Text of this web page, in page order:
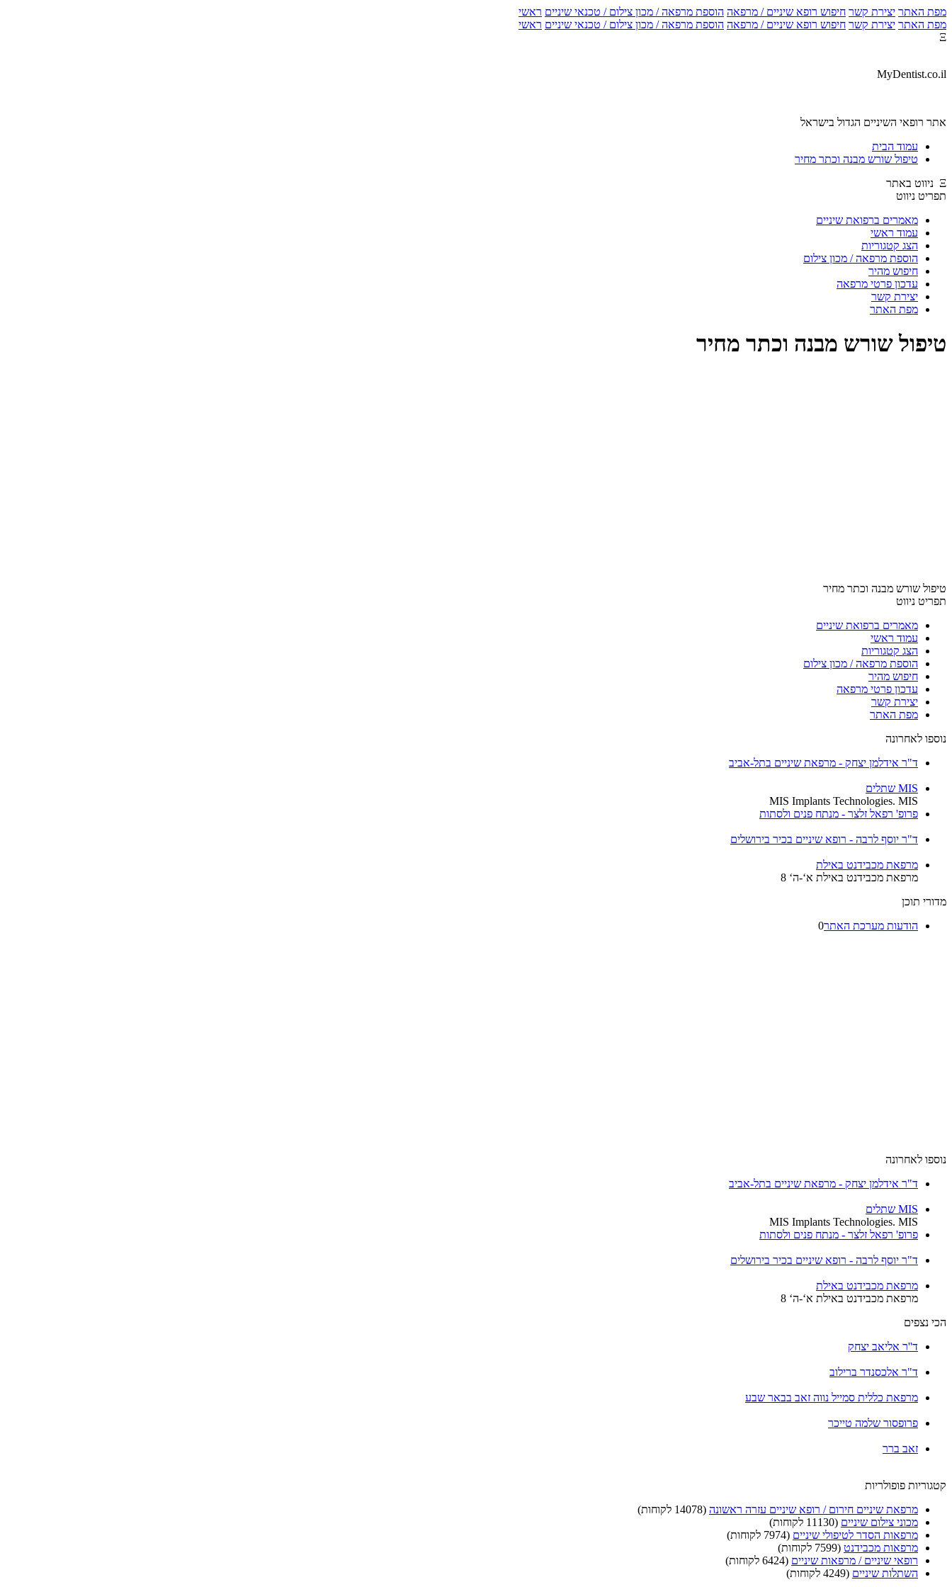
מפת האתר יצירת קשר חיפוש רופא שיניים / מרפאה הוספת מרפאה / מכון צילום / טכנאי שיניים ראשי
מפת האתר יצירת קשר חיפוש רופא שיניים / מרפאה הוספת מרפאה / מכון צילום / טכנאי שיניים ראשי
Ξ
MyDentist.co.il
אתר רופאי השיניים הגדול בישראל
עמוד הבית
טיפול שורש מבנה וכתר מחיר
Ξ ניווט באתר
תפריט ניווט
מאמרים ברפואת שיניים
עמוד ראשי
הצג קטגוריות
הוספת מרפאה / מכון צילום
חיפוש מהיר
עדכון פרטי מרפאה
יצירת קשר
מפת האתר
טיפול שורש מבנה וכתר מחיר
טיפול שורש מבנה וכתר מחיר
תפריט ניווט
מאמרים ברפואת שיניים
עמוד ראשי
הצג קטגוריות
הוספת מרפאה / מכון צילום
חיפוש מהיר
עדכון פרטי מרפאה
יצירת קשר
מפת האתר
נוספו לאחרונה
ד"ר אידלמן יצחק - מרפאת שיניים בתל-אביב
MIS שתלים
MIS Implants Technologies. MIS
פרופ' רפאל זלצר - מנתח פנים ולסתות
ד"ר יוסף לרבה - רופא שיניים בכיר בירושלים
מרפאת מכבידנט באילת
מרפאת מכבידנט באילת א‘-ה‘ 8
מדורי תוכן
הודעות מערכת האתר0
נוספו לאחרונה
ד"ר אידלמן יצחק - מרפאת שיניים בתל-אביב
MIS שתלים
MIS Implants Technologies. MIS
פרופ' רפאל זלצר - מנתח פנים ולסתות
ד"ר יוסף לרבה - רופא שיניים בכיר בירושלים
מרפאת מכבידנט באילת
מרפאת מכבידנט באילת א‘-ה‘ 8
הכי נצפים
ד''ר אליאב יצחק
ד"ר אלכסנדר ברילוב
מרפאת כללית סמייל נווה זאב בבאר שבע
פרופסור שלמה טייכר
זאב ברר
קטגוריות פופולריות
מרפאת שיניים חירום / רופא שיניים עזרה ראשונה (14078 לקוחות)
מכוני צילום שיניים (11130 לקוחות)
מרפאות הסדר לטיפולי שיניים (7974 לקוחות)
מרפאות מכבידנט (7599 לקוחות)
רופאי שיניים / מרפאות שיניים (6424 לקוחות)
השתלות שיניים (4249 לקוחות)